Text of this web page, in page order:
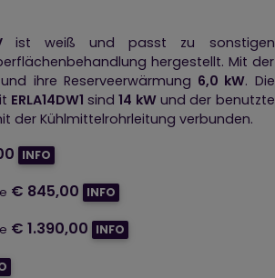
ist weiß und passt zu sonstigen
hergestellt. Mit der
und ihre Reserveerwärmung 6,0 kW. Die
ERLA14DW1 sind14 kWund der benutzte
der Kühlmittelrohrleitung verbunden.
INFO
€ 845,00 INFO
€ 1.390,00 INFO